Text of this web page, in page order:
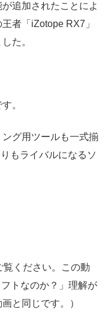
追加されたことによ
者「iZotope RX7」
た。
。
グ用ツールも一式揃
もライバルになるソ
覧ください。この動
トなのか？」理解が
と同じです。）